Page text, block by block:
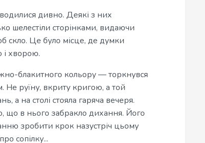
дивно. Деякі з них
шелестіли сторінками, видаючи
скло. Це було місце, де думки
і хворою.
блакитного кольору — торкнувся
Не руїну, вкриту кригою, а той
а на столі стояла гаряча вечеря.
що в нього забракло дихання. Його
зробити крок назустріч цьому
сопілку...